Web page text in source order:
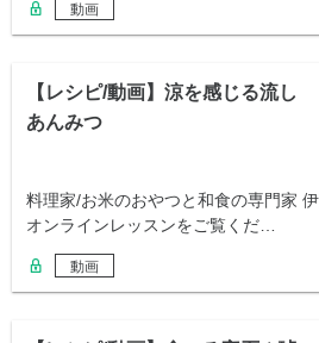
動画
【レシピ/動画】涼を感じる流し
あんみつ
料理家/お米のおやつと和食の専門家
オンラインレッスンをご覧くだ…
動画